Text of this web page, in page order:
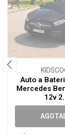
Auto a
Mercedes
12v